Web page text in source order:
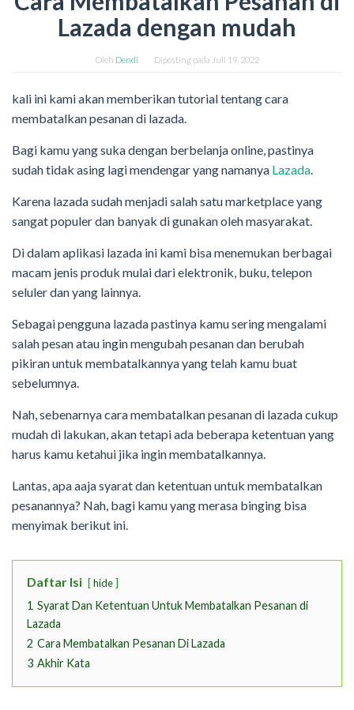
Lazada dengan mudah
Oleh Dendi Diposting pada Juli 19, 2022
kali ini kami akan memberikan tutorial tentang cara
membatalkan pesanan di lazada.
Bagi kamu yang suka dengan berbelanja online, pastinya
sudah tidak asing lagi mendengar yang namanya Lazada.
Karena lazada sudah menjadi salah satu marketplace yang
sangat populer dan banyak di gunakan oleh masyarakat.
Di dalam aplikasi lazada ini kami bisa menemukan berbagai
macam jenis produk mulai dari elektronik, buku, telepon
seluler dan yang lainnya.
Sebagai pengguna lazada pastinya kamu sering mengalami
salah pesan atau ingin mengubah pesanan dan berubah
pikiran untuk membatalkannya yang telah kamu buat
sebelumnya.
Nah, sebenarnya cara membatalkan pesanan di lazada cukup
mudah di lakukan, akan tetapi ada beberapa ketentuan yang
harus kamu ketahui jika ingin membatalkannya.
Lantas, apa aaja syarat dan ketentuan untuk membatalkan
pesanannya? Nah, bagi kamu yang merasa binging bisa
menyimak berikut ini.
Daftar Isi hide
1 Syarat Dan Ketentuan Untuk Membatalkan Pesanan di
Lazada
2 Cara Membatalkan Pesanan Di Lazada
3 Akhir Kata